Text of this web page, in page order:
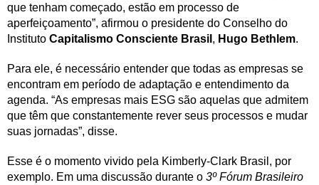
que tenham começado, estão em processo de
aperfeiçoamento”, afirmou o presidente do Conselho do
Instituto Capitalismo Consciente Brasil , Hugo Bethlem.
Para ele, é necessário entender que todas as empresas se
encontram em período de adaptação e entendimento da
agenda. “As empresas mais ESG são aquelas que admitem
que têm que constantemente rever seus processos e mudar
suas jornadas”, disse.
Esse é o momento vivido pela Kimberly-Clark Brasil, por
exemplo. Em uma discussão durante o 3º Fórum Brasileiro